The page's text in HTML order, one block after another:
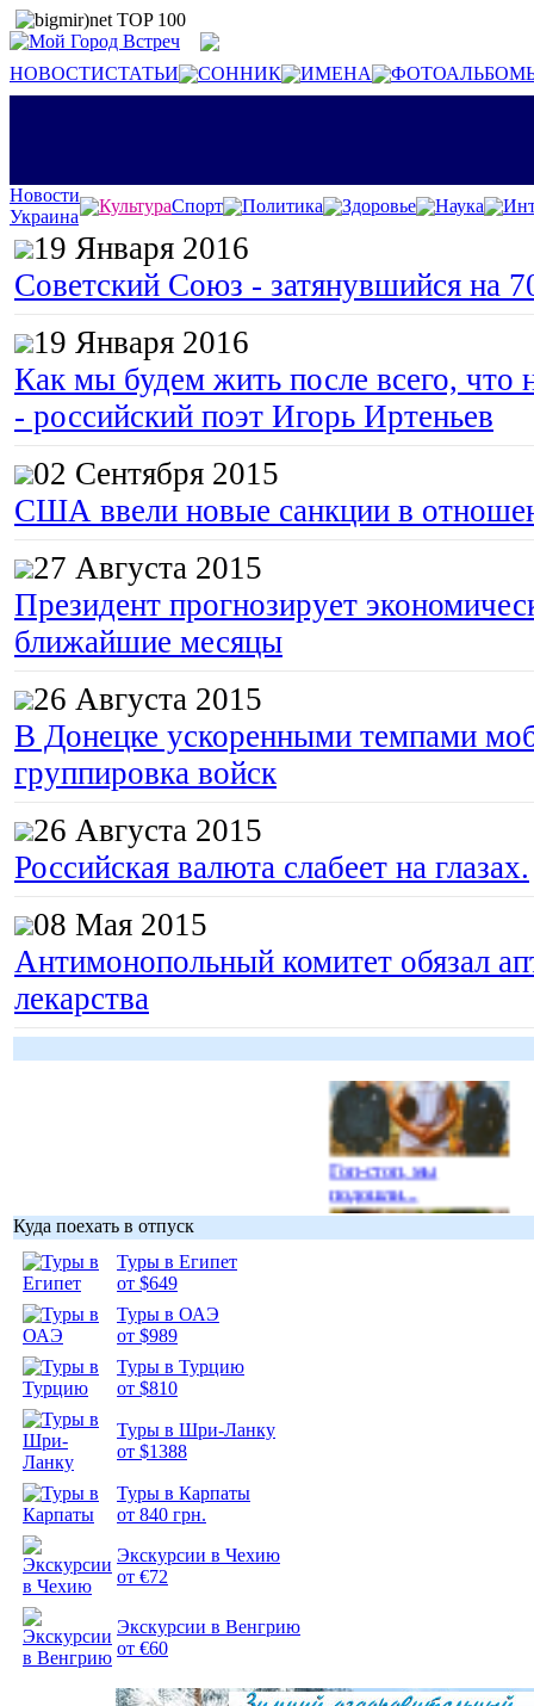
НОВОСТИСТАТЬИ СОННИК ИМЕНА
Новости
Украина
КультураСпорт Политика Здоровье Наука
19 Января 2016
Советский Союз - затянувшийся на
19 Января 2016
Как мы будем жить после всего, что
- российский поэт Игорь Иртеньев
02 Сентября 2015
США ввели новые санкции в
27 Августа 2015
Президент прогнозирует
ближайшие месяцы
26 Августа 2015
В Донецке ускоренными темпами
группировка войск
26 Августа 2015
Российская валюта слабеет на глазах.
08 Мая 2015
Антимонопольный комитет обязал
лекарства
Гоп-стоп, мы
подошли...
Куда поехать в отпуск
Туры в Египет
от $649
Туры в ОАЭ
от $989
Туры в Турцию
от $810
Туры в Шри-Ланку
от $1388
Туры в Карпаты
от 840 грн.
Экскурсии в Чехию
от €72
Экскурсии в Венгрию
от €60